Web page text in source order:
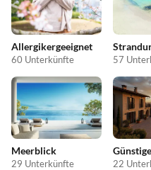
Allergikergeeignet
60 Unterkünfte 57
Meerblick
29 Unterkünfte 22